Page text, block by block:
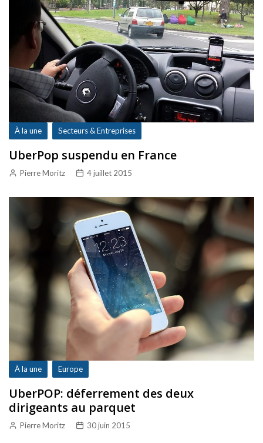
À la une Secteurs & Entreprises
UberPop suspendu en France
Pierre Moritz 4 juillet 2015
À la une Europe
UberPOP: déferrement des deux
dirigeants au parquet
Pierre Moritz 30 juin 2015